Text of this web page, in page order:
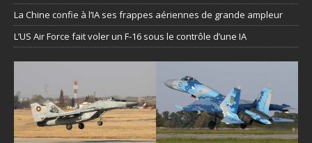
La Chine confie à l’IA ses frappes aériennes de grande ampleur
L’US Air Force fait voler un F-16 sous le contrôle d’une IA